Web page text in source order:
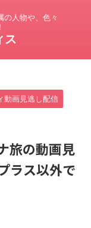
の人物や、色々
ス
動画見逃し配信
旅の動画見
ラス以外で